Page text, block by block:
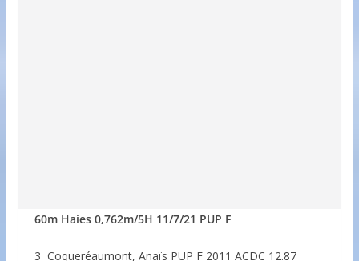
60m Haies 0,762m/5H 11/7/21 PUP F
3 Coqueréaumont, Anaïs PUP F 2011 ACDC 12.87